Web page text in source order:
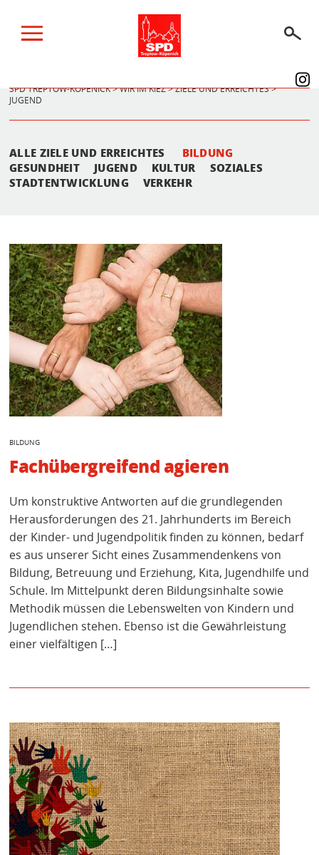
BERLINER WAHLEN 2026
WIR IM PARLAMENT
AKTUELLES
TERMINE
KONTAKT
SPD TREPTOW-KÖPENICK>WIR IM KIEZ>ZIELE UND ERREICHTES>
JUGEND
ALLE ZIELE UND ERREICHTES
BILDUNG
GESUNDHEIT
JUGEND KULTUR
SOZIALES
STADTENTWICKLUNG
VERKEHR
BILDUNG
Fachübergreifend agieren
Um konstruktive Antworten auf die grundlegenden
Herausforderungen des 21. Jahrhunderts im Bereich
der Kinder- und Jugendpolitik finden zu können, bedarf
es aus unserer Sicht eines Zusammendenkens von
Bildung, Betreuung und Erziehung, Kita, Jugendhilfe und
Schule. Im Mittelpunkt deren Bildungsinhalte sowie
Methodik müssen die Lebenswelten von Kindern und
Jugendlichen stehen. Ebenso ist die Gewährleistung
einer vielfältigen […]